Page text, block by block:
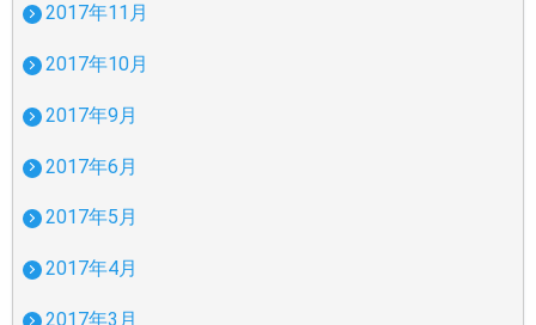
2017年11月
2017年10月
2017年9月
2017年6月
2017年5月
2017年4月
2017年3月